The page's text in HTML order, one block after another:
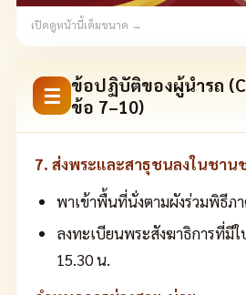
เปิดดูหน้านี้เต็มขนาด →
☰ ข้อปฏิบัติของผู้นำรถ
ข้อ 7–10)
7. ส่งพระและสาธุชนลงในชาน
พาเข้าพื้นที่นั่งตามผังร่วมพิธีภ
ลงทะเบียนพระสังฆาธิการที่มีใ
15.30 น.